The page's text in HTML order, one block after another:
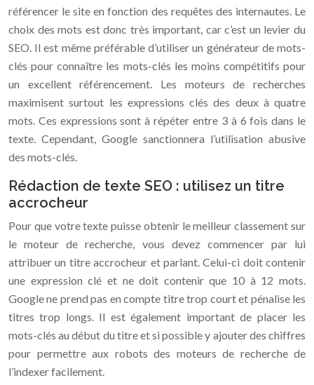
référencer le site en fonction des requêtes des internautes. Le
choix des mots est donc très important, car c’est un levier du
SEO. Il est même préférable d’utiliser un générateur de mots-
clés pour connaître les mots-clés les moins compétitifs pour
un excellent référencement. Les moteurs de recherches
maximisent surtout les expressions clés des deux à quatre
mots. Ces expressions sont à répéter entre 3 à 6 fois dans le
texte. Cependant, Google sanctionnera l’utilisation abusive
des mots-clés.
Rédaction de texte SEO : utilisez un titre
accrocheur
Pour que votre texte puisse obtenir le meilleur classement sur
le moteur de recherche, vous devez commencer par lui
attribuer un titre accrocheur et parlant. Celui-ci doit contenir
une expression clé et ne doit contenir que 10 à 12 mots.
Google ne prend pas en compte titre trop court et pénalise les
titres trop longs. Il est également important de placer les
mots-clés au début du titre et si possible y ajouter des chiffres
pour permettre aux robots des moteurs de recherche de
l’indexer facilement.